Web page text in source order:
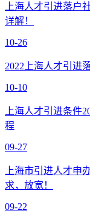
上海人才引进落户
详解！
10-26
2022上海人才引进
10-10
上海人才引进条件
程
09-27
上海市引进人才申
求，放宽！
09-22